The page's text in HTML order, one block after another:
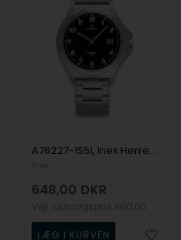
A76227-1S5I, Inex Herre, 39,5mm Quartz Herre m/lænke
648,00 DKR